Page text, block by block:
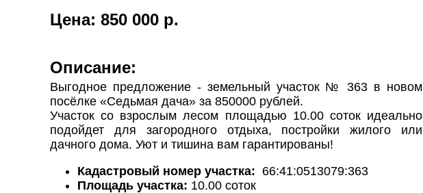
Цена: 850 000 р.
Описание:
Выгодное предложение - земельный участок № 363 в новом
посёлке «Седьмая дача» за 850000 рублей.
Участок со взрослым лесом площадью 10.00 соток идеально
подойдет для загородного отдыха, постройки жилого или
дачного дома. Уют и тишина вам гарантированы!
Кадастровый номер участка: 66:41:0513079:363
Площадь участка: 10.00 соток